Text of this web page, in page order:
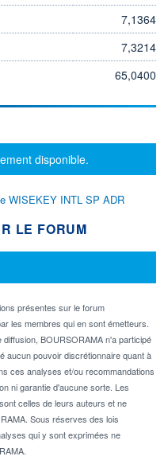
7,1364
7,3214
65,0400
disponible.
WISEKEY INTL SP ADR
LE FORUM
présentes sur le forum
les membres qui en sont émetteurs.
BOURSORAMA n'a participé
aucun pouvoir discrétionnaire quant à
ces analyses et/ou recommandations
ni garantie d'aucune sorte. Les
celles de leurs auteurs et ne
Sous réserves des lois
qui y sont exprimées ne